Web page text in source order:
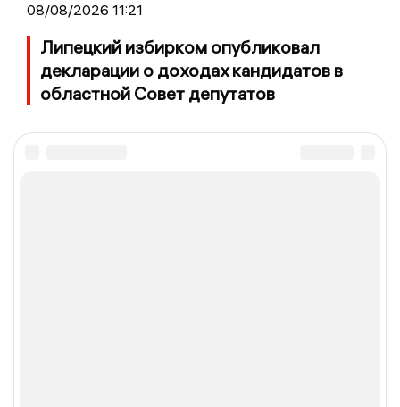
08/08/2026 11:21
Липецкий избирком опубликовал
декларации о доходах кандидатов в
областной Совет депутатов